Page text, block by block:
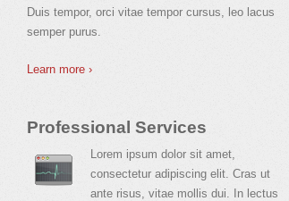
Duis tempor, orci vitae tempor cursus, leo lacus
semper purus.
Learn more ›
Professional Services
Lorem ipsum dolor sit amet,
consectetur adipiscing elit. Cras ut
ante risus, vitae mollis dui. In lectus